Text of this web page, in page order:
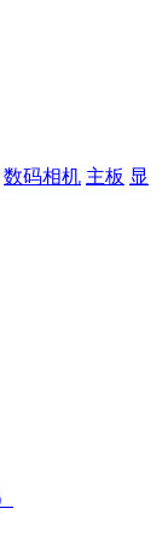
数码相机 主板 显